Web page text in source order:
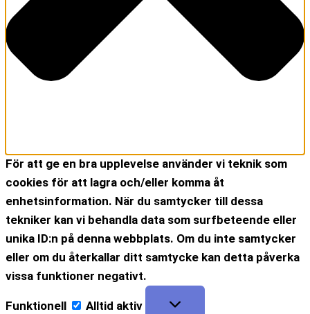
För att ge en bra upplevelse använder vi teknik som
cookies för att lagra och/eller komma åt
enhetsinformation. När du samtycker till dessa
tekniker kan vi behandla data som surfbeteende eller
unika ID:n på denna webbplats. Om du inte samtycker
eller om du återkallar ditt samtycke kan detta påverka
vissa funktioner negativt.
Funktionell Alltid aktiv